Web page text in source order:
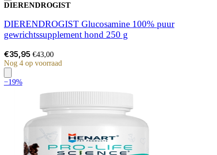
DIERENDROGIST
DIERENDROGIST Glucosamine 100% puur
gewrichtssupplement hond 250 g
€35,95 €43,00
Nog 4 op voorraad
−19%